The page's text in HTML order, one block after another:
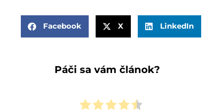
Facebook X LinkedIn
Páči sa vám článok?